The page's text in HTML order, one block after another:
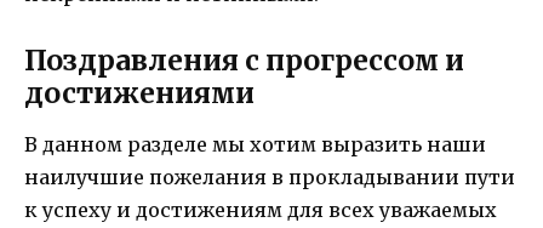
Поздравления с прогрессом и
достижениями
В данном разделе мы хотим выразить наши
наилучшие пожелания в прокладывании пути
к успеху и достижениям для всех уважаемых